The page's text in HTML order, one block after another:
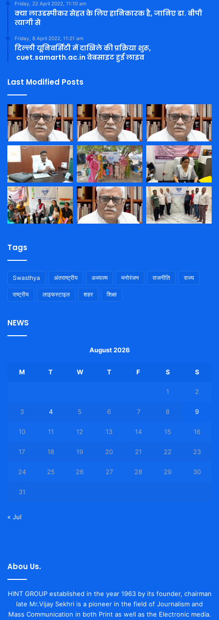
Friday, 22 April 2022, 11:10 am
क्या लाउडस्पीकर सेहत के लिए हानिकारक है, जानिए डा. बीपी
त्यागी से
Friday, 8 April 2022, 11:21 am
दिल्ली यूनिवर्सिटी में दाखिले की प्रक्रिया शुरू,
cuet.samarth.ac.in वेबसाइट हुई लाइव
Last Modified Posts
Tags
Swasthya अंतराष्ट्रीय अध्यात्म मनोरंजन राजनीति राज्य
राष्ट्रीय लाइफस्टाइल शहर शिक्षा
NEWS
August 2026
M T W T F S S
1 2
3 4 5 6 7 8 9
10 11 12 13 14 15 16
17 18 19 20 21 22 23
24 25 26 27 28 29 30
31
« Jul
Abou Us.
HINT GROUP established in the year 1963 by its founder, chairman
late Mr.Vijay Sekhri is a pioneer in the field of Journalism and
Mass Communication in both Print as well as the Electronic media.